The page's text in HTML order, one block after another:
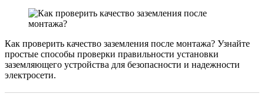
Как проверить качество заземления после монтажа? Узнайте
простые способы проверки правильности установки
заземляющего устройства для безопасности и надежности
электросети.